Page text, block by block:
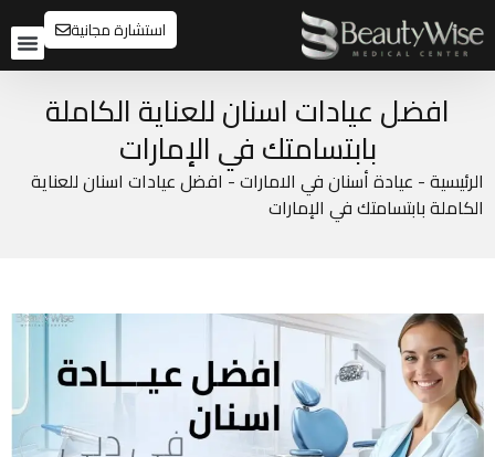
استشارة مجانية
افضل عيادات اسنان للعناية الكاملة
بابتسامتك في الإمارات
الرئيسية- عيادة أسنان في الامارات-افضل عيادات اسنان للعناية
الكاملة بابتسامتك في الإمارات